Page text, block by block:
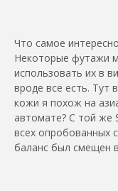
Что самое
Некоторые футажи
использовать их в
вроде все есть. Тут
кожи я похож на
автомате? С той же
всех опробованных
баланс был смещен